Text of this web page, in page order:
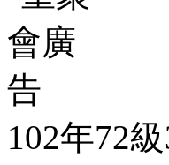
102年72